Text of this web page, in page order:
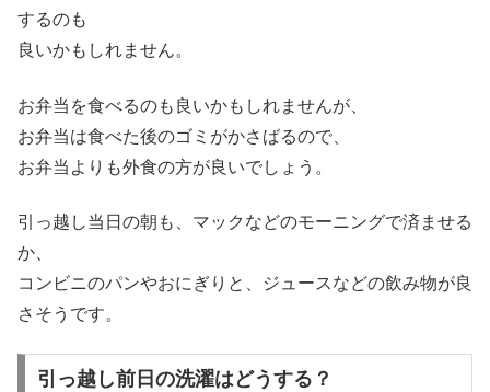
するのも
良いかもしれません。
お弁当を食べるのも良いかもしれませんが、
お弁当は食べた後のゴミがかさばるので、
お弁当よりも外食の方が良いでしょう。
引っ越し当日の朝も、マックなどのモーニングで済ませる
か、
コンビニのパンやおにぎりと、ジュースなどの飲み物が良
さそうです。
引っ越し前日の洗濯はどうする？